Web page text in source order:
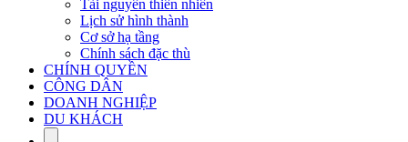
Tài nguyên thiên nhiên
Lịch sử hình thành
Cơ sở hạ tầng
Chính sách đặc thù
CHÍNH QUYỀN
CÔNG DÂN
DOANH NGHIỆP
DU KHÁCH